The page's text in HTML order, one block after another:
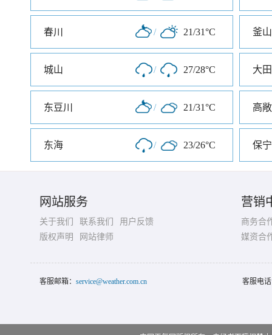
春川 / 21/31°C 釜山
城山 / 27/28°C 大田
东豆川 / 21/31°C 高敞
东海 / 23/26°C 保宁
网站服务
关于我们 联系我们
用户反馈
版权声明
网站律师
营销
商务合
媒资合
客服邮箱： service@weather.com.cn 客服电